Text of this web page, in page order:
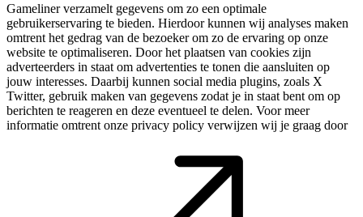
Gameliner verzamelt gegevens om zo een optimale
gebruikerservaring te bieden. Hierdoor kunnen wij analyses maken
omtrent het gedrag van de bezoeker om zo de ervaring op onze
website te optimaliseren. Door het plaatsen van cookies zijn
adverteerders in staat om advertenties te tonen die aansluiten op
jouw interesses. Daarbij kunnen social media plugins, zoals X
Twitter, gebruik maken van gegevens zodat je in staat bent om op
berichten te reageren en deze eventueel te delen. Voor meer
informatie omtrent onze privacy policy verwijzen wij je graag door